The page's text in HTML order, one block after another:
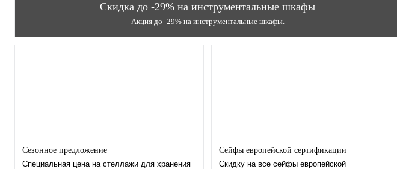
Скидка до -29% на инструментальные шкафы
Акция до -29% на инструментальные шкафы.
Сезонное предложение
Специальная цена на стеллажи для хранения
Сейфы европейской сертификации
Скидку на все сейфы европейской